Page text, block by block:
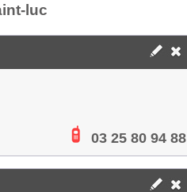
luc
03 25 80 94 88